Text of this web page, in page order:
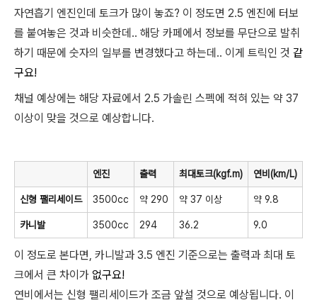
자연흡기 엔진인데 토크가 많이 놓죠? 이 정도면 2.5 엔진에 터보
를 붙여놓은 것과 비슷한데.. 해당 카페에서 정보를 무단으로 발취
하기 때문에 숫자의 일부를 변경했다고 하는데.. 이게 트릭인 것 같
구요!
채널 예상에는 해당 자료에서 2.5 가솔린 스펙에 적혀 있는 약 37
이상이 맞을 것으로 예상합니다.
엔진 출력 최대토크(kgf.m) 연비(km/L)
신형 팰리세이드 3500cc 약 290 약 37 이상 약 9.8
카니발 3500cc 294 36.2 9.0
이 정도로 본다면, 카니발과 3.5 엔진 기준으로는 출력과 최대 토
크에서 큰 차이가 없구요!
연비에서는 신형 팰리세이드가 조금 앞설 것으로 예상됩니다. 이